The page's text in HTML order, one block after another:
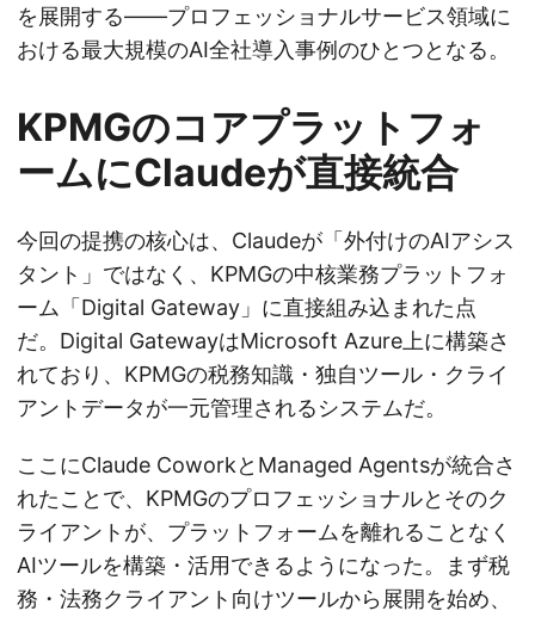
を展開する——プロフェッショナルサービス領域に
おける最大規模のAI全社導入事例のひとつとなる。
KPMGのコアプラットフォ
ームにClaudeが直接統合
今回の提携の核心は、Claudeが「外付けのAIアシス
タント」ではなく、KPMGの中核業務プラットフォ
ーム「Digital Gateway」に直接組み込まれた点
だ。Digital GatewayはMicrosoft Azure上に構築さ
れており、KPMGの税務知識・独自ツール・クライ
アントデータが一元管理されるシステムだ。
ここにClaude CoworkとManaged Agentsが統合さ
れたことで、KPMGのプロフェッショナルとそのク
ライアントが、プラットフォームを離れることなく
AIツールを構築・活用できるようになった。まず税
務・法務クライアント向けツールから展開を始め、